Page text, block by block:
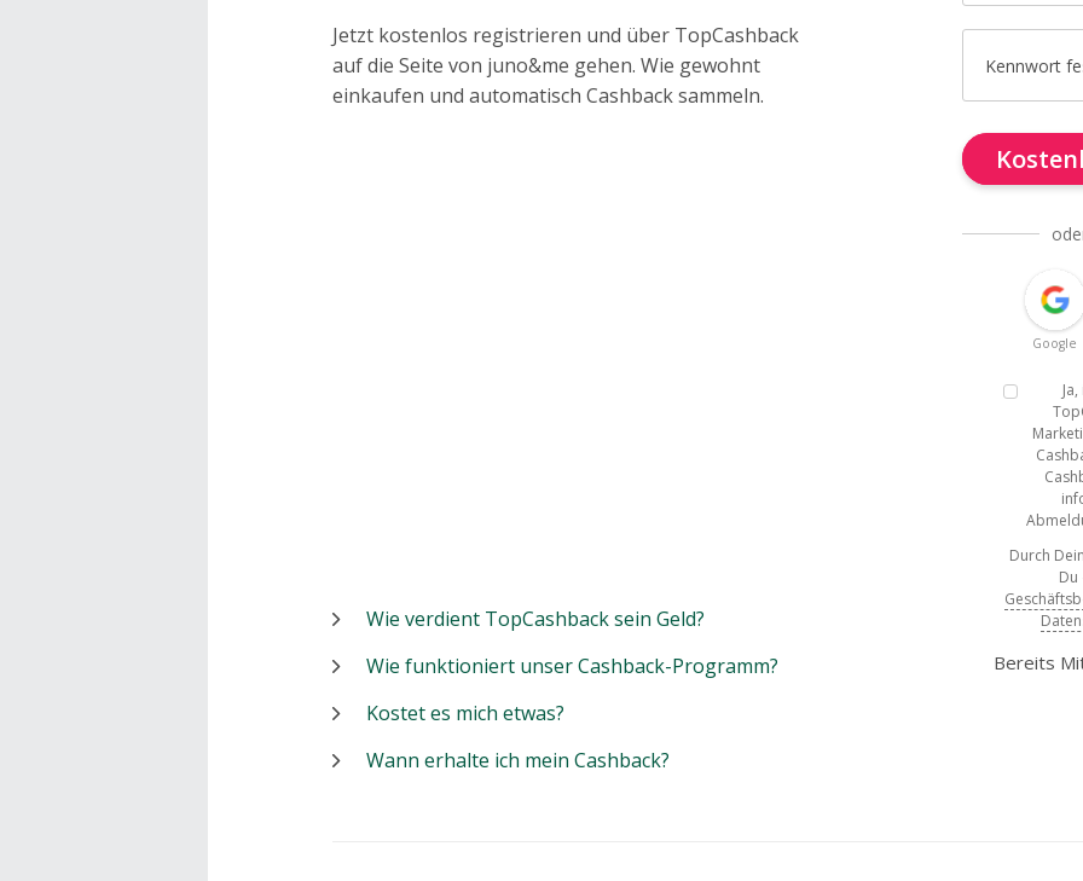
Jetzt kostenlos registrieren und über TopCashback
auf die Seite von juno&me gehen. Wie gewohnt
einkaufen und automatisch Cashback sammeln.
Kennwort
Google
Durch
Bereits
Wie verdient TopCashback sein Geld?
Wie funktioniert unser Cashback-Programm?
Kostet es mich etwas?
Wann erhalte ich mein Cashback?